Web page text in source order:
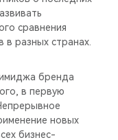
сравнения
в разных странах.
бренда
в первую
новых
бизнес-